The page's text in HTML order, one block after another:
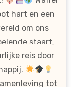
hart en een
om ons
staart,
reis door
tot